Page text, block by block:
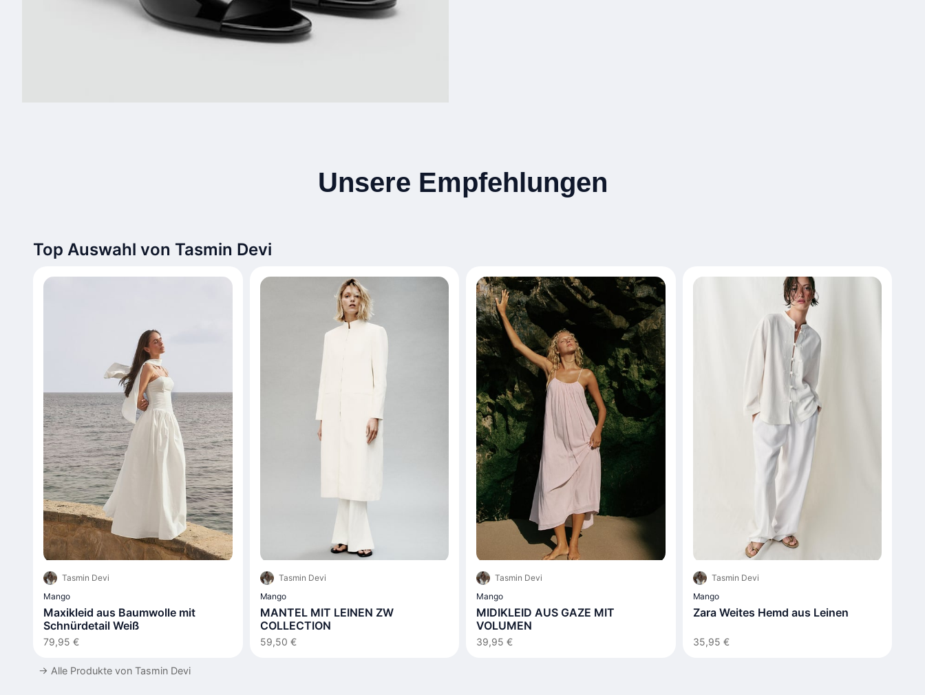
Unsere Empfehlungen
Top Auswahl von Tasmin Devi
Tasmin Devi
Mango
Maxikleid aus Baumwolle mit
Schnürdetail Weiß
79,95 €
Tasmin Devi
Mango
MANTEL MIT LEINEN ZW
COLLECTION
59,50 €
Tasmin Devi
Mango
MIDIKLEID AUS GAZE MIT
VOLUMEN
39,95 €
Tasmin Devi
Mango
Zara Weites Hemd aus Leinen
35,95 €
→ Alle Produkte von Tasmin Devi